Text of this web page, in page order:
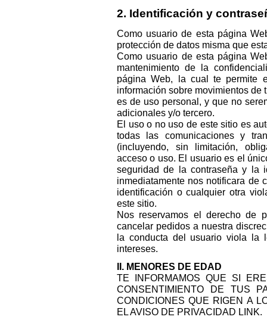
2. Identificación y
Como usuario de esta página
protección de datos misma que
Como usuario de esta página
mantenimiento de la
página Web, la cual te permite
información sobre movimientos
es de uso personal, y que no
adicionales y/o tercero.
El uso o no uso de este sitio es
todas las comunicaciones y
(incluyendo, sin limitación,
acceso o uso. El usuario es el
seguridad de la contraseña y la
inmediatamente nos notificara de
identificación o cualquier otra
este sitio.
Nos reservamos el derecho de
cancelar pedidos a nuestra
la conducta del usuario viola la
intereses.
II. MENORES DE EDAD
TE INFORMAMOS QUE SI
CONSENTIMIENTO DE TUS
CONDICIONES QUE RIGEN A
EL AVISO DE PRIVACIDAD LINK.